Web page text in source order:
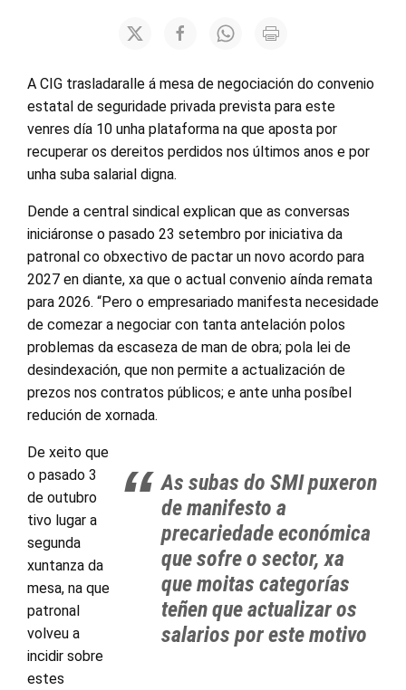
A CIG trasladaralle á mesa de negociación do convenio
estatal de seguridade privada prevista para este
venres día 10 unha plataforma na que aposta por
recuperar os dereitos perdidos nos últimos anos e por
unha suba salarial digna.
Dende a central sindical explican que as conversas
iniciáronse o pasado 23 setembro por iniciativa da
patronal co obxectivo de pactar un novo acordo para
2027 en diante, xa que o actual convenio aínda remata
para 2026. “Pero o empresariado manifesta necesidade
de comezar a negociar con tanta antelación polos
problemas da escaseza de man de obra; pola lei de
desindexación, que non permite a actualización de
prezos nos contratos públicos; e ante unha posíbel
redución de xornada.
As subas do SMI puxeron
de manifesto a
precariedade económica
que sofre o sector, xa
que moitas categorías
teñen que actualizar os
salarios por este motivo
De xeito que
o pasado 3
de outubro
tivo lugar a
segunda
xuntanza da
mesa, na que
patronal
volveu a
incidir sobre
estes